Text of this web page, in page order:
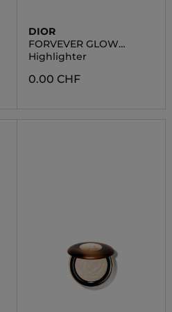
DIOR
FORVEVER GLOW
MAXIMIZER
Highlighter
0.00 CHF